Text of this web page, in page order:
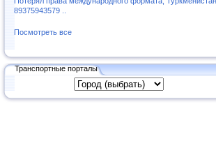
89375943579 ..
Посмотреть все
Транспортные порталы